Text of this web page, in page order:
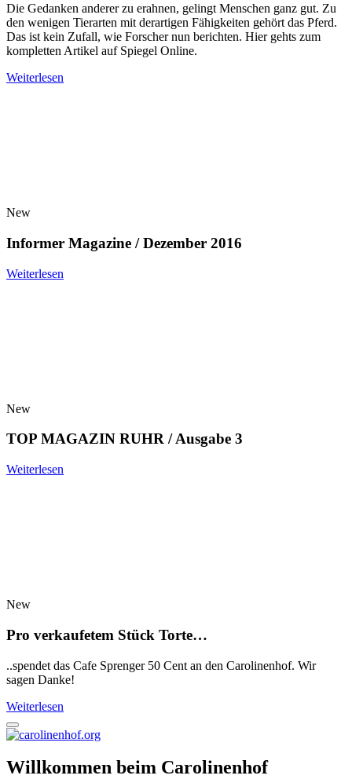
Die Gedanken anderer zu erahnen, gelingt Menschen ganz gut. Zu
den wenigen Tierarten mit derartigen Fähigkeiten gehört das Pferd.
Das ist kein Zufall, wie Forscher nun berichten. Hier gehts zum
kompletten Artikel auf Spiegel Online.
Weiterlesen
New
Informer Magazine / Dezember 2016
Weiterlesen
New
TOP MAGAZIN RUHR / Ausgabe 3
Weiterlesen
New
Pro verkaufetem Stück Torte…
..spendet das Cafe Sprenger 50 Cent an den Carolinenhof. Wir
sagen Danke!
Weiterlesen
Willkommen beim Carolinenhof